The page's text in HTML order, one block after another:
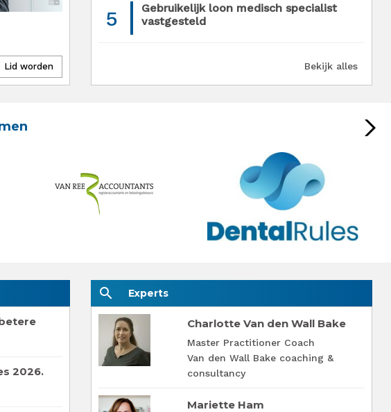
5
Gebruikelijk loon medisch specialist
vastgesteld
Bekijk alles
2026.
search Experts
Charlotte Van den Wall Bake
Master Practitioner Coach
Van den Wall Bake coaching &
consultancy
Mariette Ham